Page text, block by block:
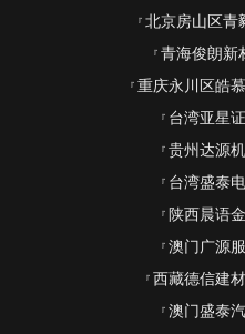
北京房山区青
青海俊朗新
重庆永川区皓
台湾亚星
贵州达源
台湾盛泰
陕西晨语
澳门广源
西藏德信建
澳门盛泰